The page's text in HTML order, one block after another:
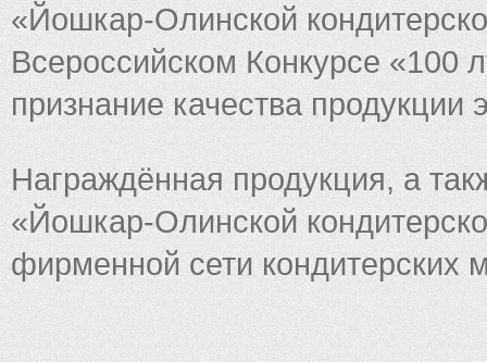
«Йошкар-Олинской
Всероссийском Конкурсе «100
признание качества продукции
Награждённая продукция, а
«Йошкар-Олинской
фирменной сети кондитерских